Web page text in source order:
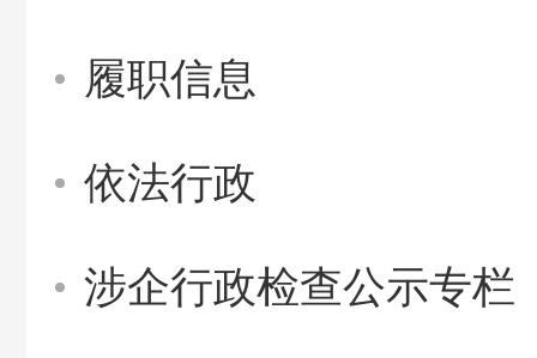
履职信息
依法行政
涉企行政检查公示专栏